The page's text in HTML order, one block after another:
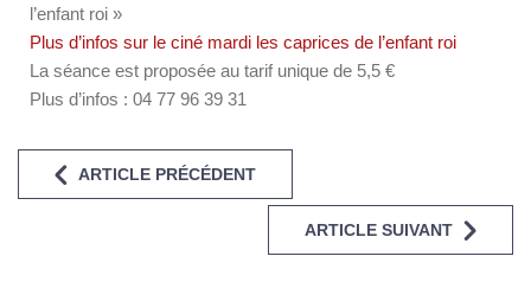
l’enfant roi »
Plus d’infos sur le ciné mardi les caprices de l’enfant roi
La séance est proposée au tarif unique de 5,5 €
Plus d’infos : 04 77 96 39 31
ARTICLE PRÉCÉDENT
ARTICLE SUIVANT